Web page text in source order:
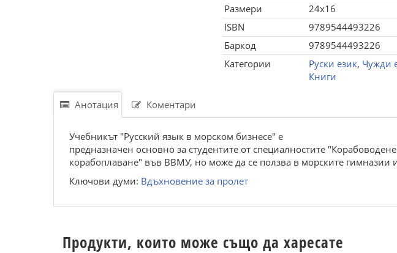
Размери
24x16
ISBN
9789544493226
Баркод
9789544493226
Категории
Руски език, Чужди
Книги
Анотация Коментари
Учебникът "Русский язык в морском бизнесе" е
предназначен основно за студентите от специалностите
корабоплаване" във ВВМУ, но може да се ползва в морските гимназии
Ключови думи: Вдъхновение за пролет
Продукти, които може също да харесате